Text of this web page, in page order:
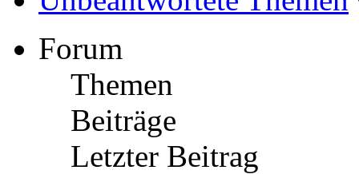
Forum
Themen
Beiträge
Letzter Beitrag